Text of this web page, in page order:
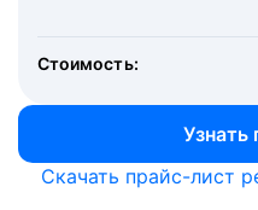
Стоимость:
Узнать
Скачать прайс-лист